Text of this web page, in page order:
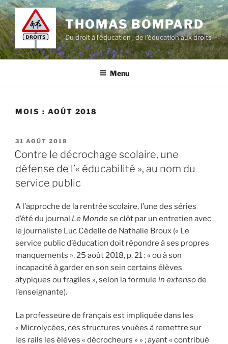
Aller
au
contenu
principal
THOMAS BOMPARD
Du droit à l’éducation ; de l'éducation aux droits
Menu
MOIS : AOÛT 2018
PUBLIÉ
LE
31 AOÛT 2018
Contre le décrochage scolaire, une
défense de l’« éducabilité », au nom du
service public
A l’approche de la rentrée scolaire, l’une des séries
d’été du journal Le Mondese clôt par un entretien avec
le journaliste Luc Cédelle de Nathalie Broux (« Le
service public d’éducation doit répondre à ses propres
manquements », 25 août 2018, p. 21 : « ou à son
incapacité à garder en son sein certains élèves
atypiques ou fragiles », selon la formule in extensode
l’enseignante).
La professeure de français est impliquée dans les
« Micro­lycées, ces structures vouées à remettre sur
les rails les élèves « décrocheurs » » ; ayant « contribué